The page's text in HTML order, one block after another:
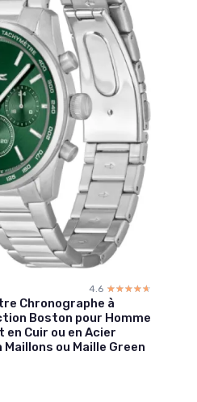
4.6 ☆☆☆☆☆
★★★★★
Chronographe à
Boston pour Homme
Cuir ou en Acier
Maillons ou Maille Green